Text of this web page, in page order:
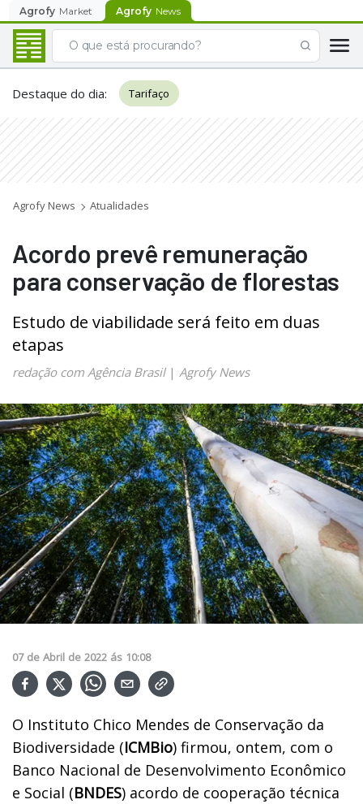
Agrofy Market Agrofy News
Destaque do dia: Tarifaço
Agrofy News Atualidades
Acordo prevê remuneração
para conservação de florestas
Estudo de viabilidade será feito em duas
etapas
redação com Agência Brasil| Agrofy News
07 de Abril de 2022 ás 10:08
O Instituto Chico Mendes de Conservação da
Biodiversidade (ICMBio) firmou, ontem, com o
Banco Nacional de Desenvolvimento Econômico
e Social (BNDES) acordo de cooperação técnica